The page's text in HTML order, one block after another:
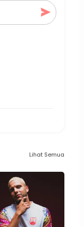
Lihat Semua